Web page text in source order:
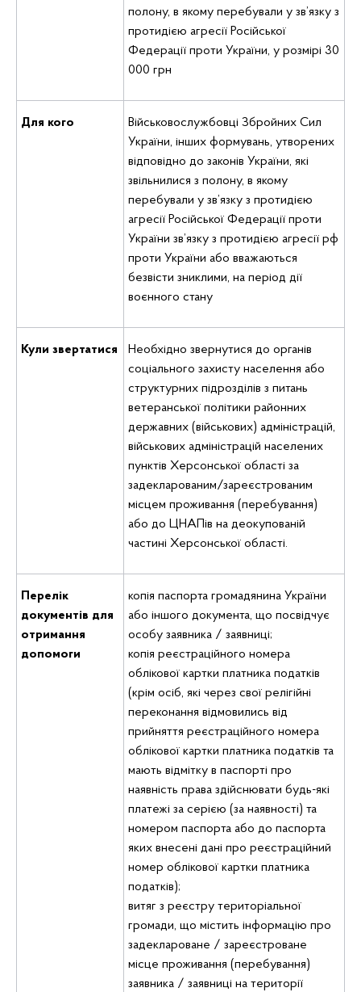
полону, в якому перебували у зв’язку з
протидією агресії Російської
Федерації проти України, у розмірі 30
000 грн
Для кого
Військовослужбовці Збройних Сил
України, інших формувань, утворених
відповідно до законів України, які
звільнилися з полону, в якому
перебували у зв’язку з протидією
агресії Російської Федерації проти
України зв’язку з протидією агресії рф
проти України або вважаються
безвісти зниклими, на період дії
воєнного стану
Кули звертатися
Необхідно звернутися до органів
соціального захисту населення або
структурних підрозділів з питань
ветеранської політики районних
державних (військових) адміністрацій,
військових адміністрацій населених
пунктів Херсонської області за
задекларованим/зареєстрованим
місцем проживання (перебування)
або до ЦНАПів на деокупованій
частині Херсонської області.
Перелік
документів для
отримання
допомоги
копія паспорта громадянина України
або іншого документа, що посвідчує
особу заявника / заявниці;
копія реєстраційного номера
облікової картки платника податків
(крім осіб, які через свої релігійні
переконання відмовились від
прийняття реєстраційного номера
облікової картки платника податків та
мають відмітку в паспорті про
наявність права здійснювати будь-які
платежі за серією (за наявності) та
номером паспорта або до паспорта
яких внесені дані про реєстраційний
номер облікової картки платника
податків);
витяг з реєстру територіальної
громади, що містить інформацію про
задеклароване / зареєстроване
місце проживання (перебування)
заявника / заявниці на території